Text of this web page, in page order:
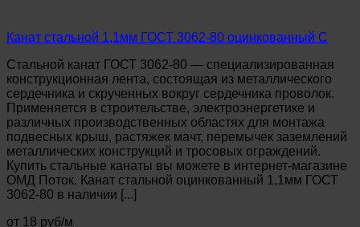
Канат стальной 1,1мм ГОСТ 3062-80 оцинкованный С
Стальной канат ГОСТ 3062-80 — специализированная
конструкционная лента, состоящая из металлического
сердечника и скрученных вокруг сердечника проволок.
Применяется в строительстве, электроэнергетике и
различных производственных областях для монтажа
подвесных крыш, растяжек мачт, перемычек заземлений
металлических конструкций и тросовых ограждений.
Купить стальные канаты вы можете в интернет-магазине
ОМД Поток. Канат стальной оцинкованный 1,1мм ГОСТ
3062-80 в наличии [...]
от 18 руб/м